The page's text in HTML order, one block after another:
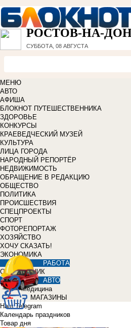
РОСТОВ-НА-
СУББОТА, 08 АВГУСТА
МЕНЮ
АВТО
АФИША
БЛОКНОТ ПУТЕШЕСТВЕННИКА
ЗДОРОВЬЕ
КОНКУРСЫ
КРАЕВЕДЧЕСКИЙ МУЗЕЙ
КУЛЬТУРА
ЛИЦА ГОРОДА
НАРОДНЫЙ РЕПОРТЁР
НЕДВИЖИМОСТЬ
ОБРАЩЕНИЕ В РЕДАКЦИЮ
ОБЩЕСТВО
ПОЛИТИКА
ПРОИСШЕСТВИЯ
СПЕЦПРОЕКТЫ
СПОРТ
ФОТОРЕПОРТАЖ
ХОЗЯЙСТВО
ХОЧУ СКАЗАТЬ!
ЭКОНОМИКА
РАБОТА
СПРАВОЧНИК
АВТО
Медицина
МАГАЗИНЫ
Наш Telegram
Календарь праздников
Товар дня